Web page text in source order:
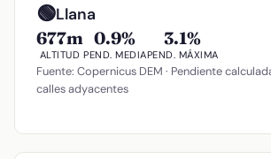
🟢Llana
677m
ALTITUD
0.9%
PEND. MEDIA
3.1%
PEND. MÁXIMA
Fuente: Copernicus DEM · Pendiente
calles adyacentes